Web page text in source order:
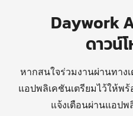
Daywork
ดาวน์
หากสนใจร่วมงานผ่านทาง
แอปพลิเคชันเตรียมไว้ให้พร้
แจ้งเตือนผ่านแอป